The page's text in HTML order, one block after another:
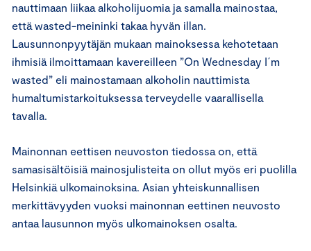
nauttimaan liikaa alkoholijuomia ja samalla mainostaa,
että wasted-meininki takaa hyvän illan.
Lausunnonpyytäjän mukaan mainoksessa kehotetaan
ihmisiä ilmoittamaan kavereilleen ”On Wednesday I´m
wasted” eli mainostamaan alkoholin nauttimista
humaltumistarkoituksessa terveydelle vaarallisella
tavalla.
Mainonnan eettisen neuvoston tiedossa on, että
samasisältöisiä mainosjulisteita on ollut myös eri puolilla
Helsinkiä ulkomainoksina. Asian yhteiskunnallisen
merkittävyyden vuoksi mainonnan eettinen neuvosto
antaa lausunnon myös ulkomainoksen osalta.